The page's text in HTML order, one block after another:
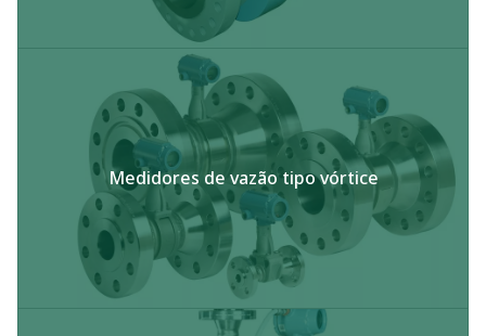
Medidores de vazão tipo vórtice​